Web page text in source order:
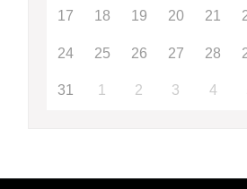
17 18 19 20 21
24 25 26 27 28
31 1 2 3 4